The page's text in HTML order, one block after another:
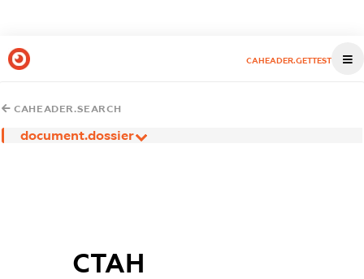
CAHEADER.GETTEST
CAHEADER.SEARCH
document.dossier
СТАН